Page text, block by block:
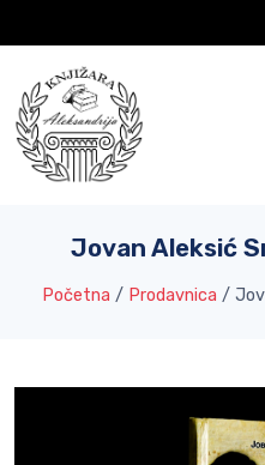
Jovan Aleksić
Početna / Prodavnica /